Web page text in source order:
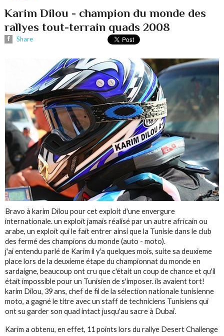
Karim Dilou - champion du monde des
rallyes tout-terrain quads 2008
Share
Bravo à karim Dilou pour cet exploit d'une envergure
internationale. un exploit jamais réalisé par un autre africain ou
arabe, un exploit qui le fait entrer ainsi que la Tunisie dans le club
des fermé des champions du monde (auto - moto).
j'ai entendu parlé de Karim il y'a quelques mois, suite sa deuxieme
place lors de la deuxieme étape du championnat du monde en
sardaigne, beaucoup ont cru que c'était un coup de chance et qu'il
était impossible pour un Tunisien de s'imposer. ils avaient tort!
karim Dilou, 39 ans, chef de fil de la sélection nationale tunisienne
moto, a gagné le titre avec un staff de techniciens Tunisiens qui
ont su garder son quad intact jusqu'au sacre à Dubaï.
Karim a obtenu, en effet, 11 points lors du rallye Desert Challenge